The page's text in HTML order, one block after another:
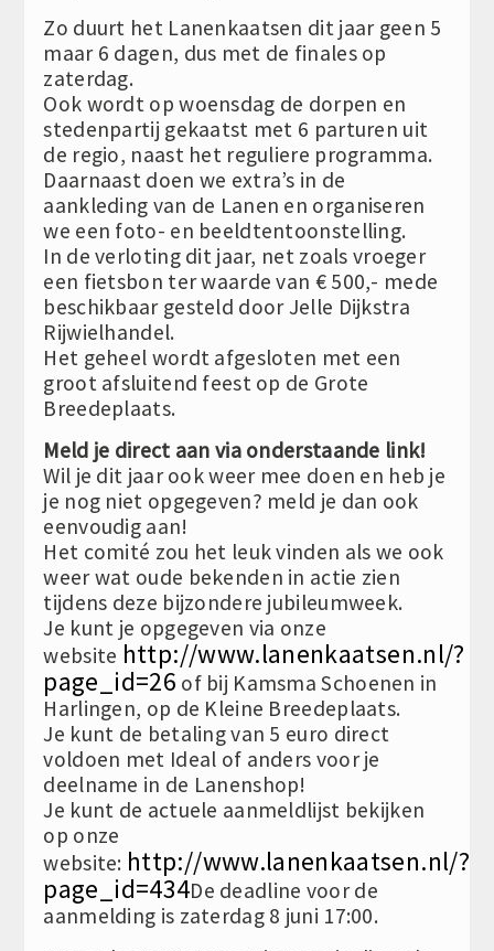
Zo duurt het Lanenkaatsen dit jaar geen 5
maar 6 dagen, dus met de finales op
zaterdag.
Ook wordt op woensdag de dorpen en
stedenpartij gekaatst met 6 parturen uit
de regio, naast het reguliere programma.
Daarnaast doen we extra’s in de
aankleding van de Lanen en organiseren
we een foto- en beeldtentoonstelling.
In de verloting dit jaar, net zoals vroeger
een fietsbon ter waarde van € 500,- mede
beschikbaar gesteld door Jelle Dijkstra
Rijwielhandel.
Het geheel wordt afgesloten met een
groot afsluitend feest op de Grote
Breedeplaats.
Meld je direct aan via onderstaande link!
Wil je dit jaar ook weer mee doen en heb je
je nog niet opgegeven? meld je dan ook
eenvoudig aan!
Het comité zou het leuk vinden als we ook
weer wat oude bekenden in actie zien
tijdens deze bijzondere jubileumweek.
Je kunt je opgegeven via onze
website http://www.lanenkaatsen.nl/?
page_id=26 of bij Kamsma Schoenen in
Harlingen, op de Kleine Breedeplaats.
Je kunt de betaling van 5 euro direct
voldoen met Ideal of anders voor je
deelname in de Lanenshop!
Je kunt de actuele aanmeldlijst bekijken
op onze
website: http://www.lanenkaatsen.nl/?
page_id=434De deadline voor de
aanmelding is zaterdag 8 juni 17:00.